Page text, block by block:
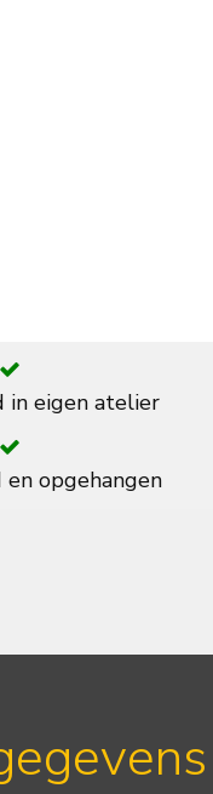
in eigen atelier
opgehangen